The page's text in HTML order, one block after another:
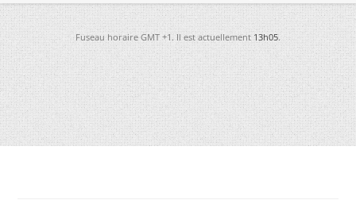
Fuseau horaire GMT +1. Il est actuellement 13h05.